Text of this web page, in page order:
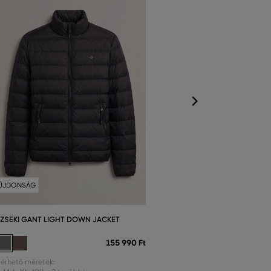
GANT LIGHT DOWN JACKET
155 990 Ft
méretek: